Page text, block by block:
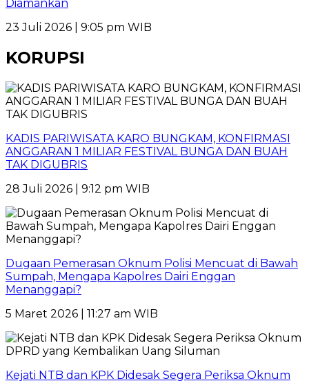
Diamankan
23 Juli 2026 | 9:05 pm WIB
KORUPSI
KADIS PARIWISATA KARO BUNGKAM, KONFIRMASI
ANGGARAN 1 MILIAR FESTIVAL BUNGA DAN BUAH
TAK DIGUBRIS
28 Juli 2026 | 9:12 pm WIB
Dugaan Pemerasan Oknum Polisi Mencuat di Bawah
Sumpah, Mengapa Kapolres Dairi Enggan
Menanggapi?
5 Maret 2026 | 11:27 am WIB
Kejati NTB dan KPK Didesak Segera Periksa Oknum